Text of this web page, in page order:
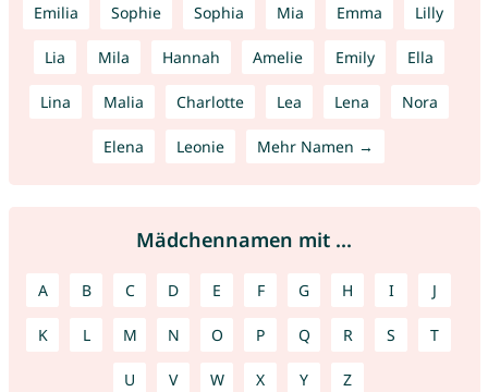
Emilia Sophie Sophia Mia Emma Lilly
Lia Mila Hannah Amelie Emily Ella
Lina Malia Charlotte Lea Lena Nora
Elena Leonie Mehr Namen →
Mädchennamen mit ...
A B C D E F G H I J
K L M N O P Q R S T
U V W X Y Z